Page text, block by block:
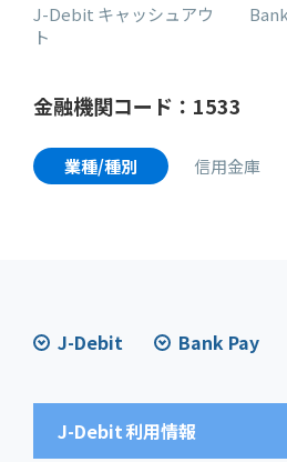
J-Debit キャッシュアウ
ト
金融機関コード：1533
業種/種別 信用金庫
J-Debit Bank Pay
J-Debit利用情報